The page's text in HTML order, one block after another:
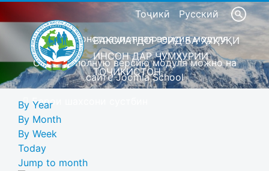
Тоҷикӣ Русский
Это демонстрационная версия модуля
Скачать полную версию модуля можно на
сайте Joomla School
Барои шахсони сустбин
ВАКОЛАТДОР ОИД БА ҲУҚУҚИ
ИНСОН ДАР ҶУМҲУРИИ
ТОҶИКИСТОН
By Year
By Month
By Week
Today
Jump to month